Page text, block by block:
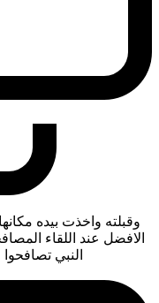
وقبلته واخذت بيده
الافضل عند اللقاء
النبي